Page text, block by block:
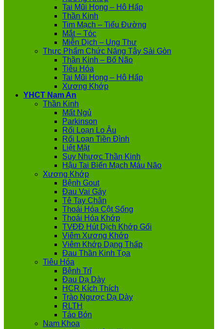
Tai Mũi Họng – Hô Hấp
Thần Kinh
Tim Mạch – Tiểu Đường
Mắt – Tóc
Miễn Dịch – Ung Thư
Thực Phẩm Chức Năng Tây Sài Gòn
Thần Kinh – Bổ Não
Tiêu Hóa
Tai Mũi Họng – Hô Hấp
Xương Khớp
YHCT Nam An
Thần Kinh
Mất Ngủ
Parkinson
Rối Loạn Lo Âu
Rối Loạn Tiền Đình
Liệt Mặt
Suy Nhược Thần Kinh
Hậu Tai Biến Mạch Máu Não
Xương Khớp
Bệnh Gout
Đau Vai Gáy
Tê Tay Chân
Thoái Hóa Cột Sống
Thoái Hóa Khớp
TVĐĐ Hút Dịch Khớp Gối
Viêm Xương Khớp
Viêm Khớp Dạng Thấp
Đau Thần Kinh Tọa
Tiêu Hóa
Bệnh Trĩ
Đau Dạ Dày
HCR Kích Thích
Trào Ngược Dạ Dày
RLTH
Táo Bón
Nam Khoa